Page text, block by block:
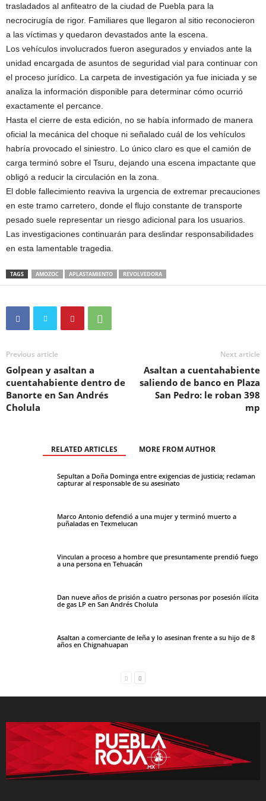
trasladados al anfiteatro de la ciudad de Puebla para la
necrocirugía de rigor. Familiares que llegaron al sitio reconocieron
a las víctimas y quedaron devastados ante la escena.
Los vehículos involucrados fueron asegurados y enviados ante la
unidad encargada de asuntos de seguridad vial para continuar con
el proceso jurídico. La carpeta de investigación ya fue iniciada y se
analiza la información disponible para determinar cómo ocurrió
exactamente el percance.
Hasta el cierre de esta edición, no se había informado de manera
oficial la mecánica del choque ni señalado cuál de los vehículos
habría provocado el siniestro. Lo único claro es que el camión de
carga terminó sobre el Tsuru, dejando una escena impactante que
obligó a reducir la circulación en la zona.
El doble fallecimiento reaviva la urgencia de extremar precauciones
en este tramo carretero, donde el flujo constante de transporte
pesado suele representar un riesgo adicional para los usuarios.
Las investigaciones continuarán para deslindar responsabilidades
en esta lamentable tragedia.
TAGS AMOZOC APLASTAMIENTO REVOLVEDORA
Previous article
Golpean y asaltan a
cuentahabiente dentro de
Banorte en San Andrés
Cholula
Next article
Asaltan a cuentahabiente
saliendo de banco en Plaza
San Pedro: le roban 398
mp
RELATED ARTICLES MORE FROM AUTHOR
Sepultan a Doña Dominga entre exigencias de justicia; reclaman
capturar al responsable de su asesinato
Marco Antonio defendió a una mujer y terminó muerto a
puñaladas en Texmelucan
Vinculan a proceso a hombre que presuntamente prendió fuego
a una persona en Tehuacán
Dan nueve años de prisión a cuatro personas por posesión ilícita
de gas LP en San Andrés Cholula
Asaltan a comerciante de leña y lo asesinan frente a su hijo de 8
años en Chignahuapan